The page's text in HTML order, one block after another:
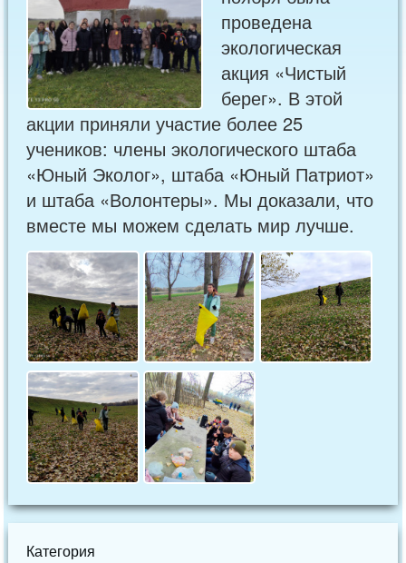
проведена
экологическая
акция «Чистый
берег». В этой
акции приняли участие более 25
учеников: члены экологического штаба
«Юный Эколог», штаба «Юный Патриот»
и штаба «Волонтеры». Мы доказали, что
вместе мы можем сделать мир лучше.
Категория